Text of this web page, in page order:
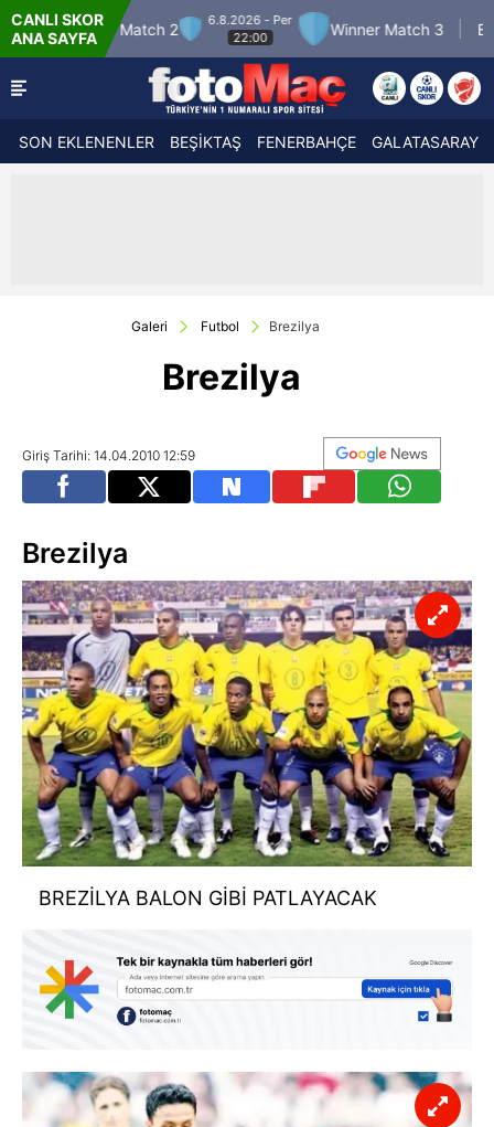
CANLI SKOR
ANA SAYFA
6.8.2026 - Per
22:00
Winner Match 3 Bandırmaspor
8.8.2026 -
17:00
SON EKLENENLER BEŞİKTAŞ FENERBAHÇE GALATASARAY
Galeri Futbol Brezilya
Brezilya
Giriş Tarihi: 14.04.2010 12:59
Brezilya
BREZİLYA BALON GİBİ PATLAYACAK